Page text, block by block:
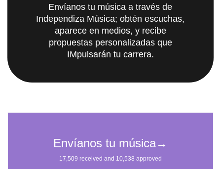
Envíanos tu música a través de
Independiza Música; obtén escuchas,
aparece en medios, y recibe
propuestas personalizadas que
IMpulsarán tu carrera.